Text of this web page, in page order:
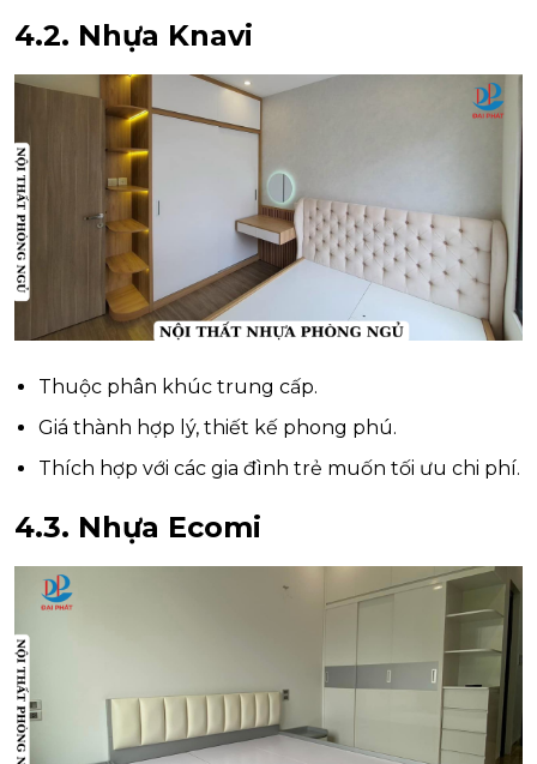
4.2. Nhựa Knavi
Thuộc phân khúc trung cấp.
Giá thành hợp lý, thiết kế phong phú.
Thích hợp với các gia đình trẻ muốn tối ưu chi phí.
4.3. Nhựa Ecomi